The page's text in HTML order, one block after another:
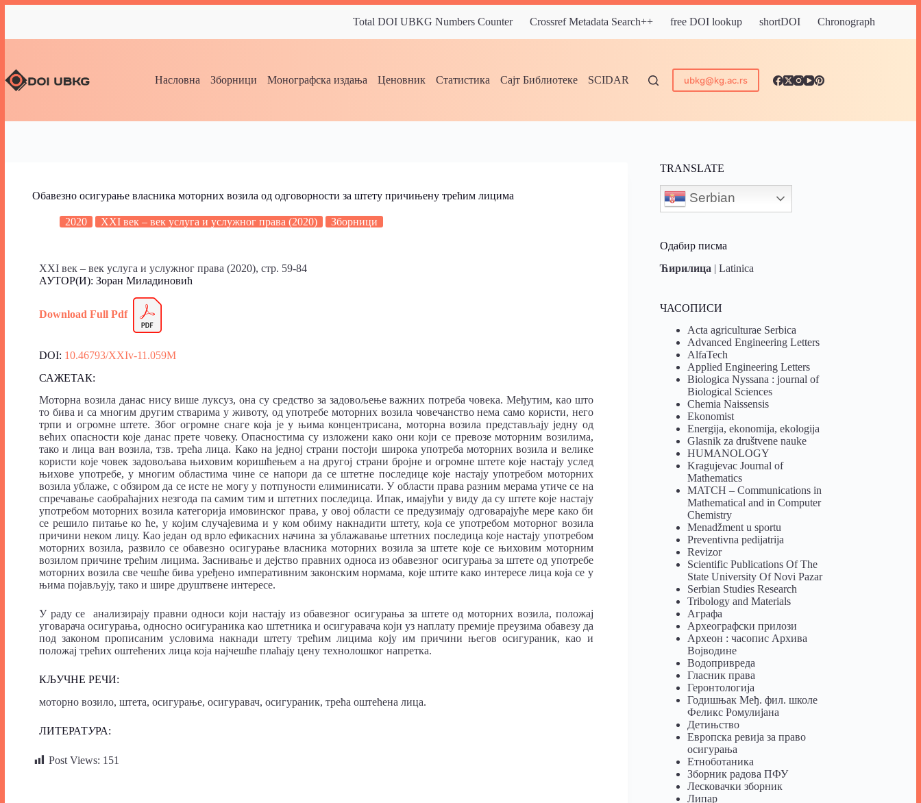
Total DOI UBKG Numbers Counter Crossref Metadata Search++ free DOI lookup shortDOI Chronograph
Насловна Зборници Монографска издања Ценовник Статистика Сајт Библиотеке SCIDAR ubkg@kg.ac.rs
Обавезно осигурање власника моторних возила од одговорности за штету причињену трећим лицима
2020 XXI век – век услуга и услужног права (2020) Зборници
XXI век – век услуга и услужног права (2020), стр. 59-84
АУТОР(И): Зоран Миладиновић
Download Full Pdf
DOI: 10.46793/XXIv-11.059M
САЖЕТАК:
Моторна возила данас нису више луксуз, она су средство за задовољење важних потреба човека. Међутим, као што
то бива и са многим другим стварима у животу, од употребе моторних возила човечанство нема само користи, него
трпи и огромне штете. Због огромне снаге која је у њима концентрисана, моторна возила представљају једну од
већих опасности које данас прете човеку. Опасностима су изложени како они који се превозе моторним возилима,
тако и лица ван возила, тзв. трећа лица. Како на једној страни постоји широка употреба моторних возила и велике
користи које човек задовољава њиховим коришћењем а на другој страни бројне и огромне штете које настају услед
њихове употребе, у многим областима чине се напори да се штетне последице које настају употребом моторних
возила ублаже, с обзиром да се исте не могу у потпуности елиминисати. У области права разним мерама утиче се на
спречавање саобраћајних незгода па самим тим и штетних последица. Ипак, имајући у виду да су штете које настају
употребом моторних возила категорија имовинског права, у овој области се предузимају одговарајуће мере како би
се решило питање ко ће, у којим случајевима и у ком обиму накнадити штету, која се употребом моторног возила
причини неком лицу. Као један од врло ефикасних начина за ублажавање штетних последица које настају употребом
моторних возила, развило се обавезно осигурање власника моторних возила за штете које се њиховим моторним
возилом причине трећим лицима. Заснивање и дејство правних односа из обавезног осигурања за штете од употребе
моторних возила све чешће бива уређено императивним законским нормама, које штите како интересе лица која се у
њима појављују, тако и шире друштвене интересе.
У раду се анализирају правни односи који настају из обавезног осигурања за штете од моторних возила, положај
уговарача осигурања, односно осигураника као штетника и осигуравача који уз наплату премије преузима обавезу да
под законом прописаним условима накнади штету трећим лицима коју им причини његов осигураник, као и
положај трећих оштећених лица која најчешће плаћају цену технолошког напретка.
КЉУЧНЕ РЕЧИ:
моторно возило, штета, осигурање, осигуравач, осигураник, трећа оштећена лица.
ЛИТЕРАТУРА:
Post Views: 151
TRANSLATE
Serbian
Одабир писма
Ћирилица |Latinica
ЧАСОПИСИ
Acta agriculturae Serbica
Advanced Engineering Letters
AlfaTech
Applied Engineering Letters
Biologica Nyssana : journal of
Biological Sciences
Chemia Naissensis
Ekonomist
Energija, ekonomija, ekologija
Glasnik za društvene nauke
HUMANOLOGY
Kragujevac Journal of
Mathematics
MATCH – Communications in
Mathematical and in Computer
Chemistry
Menadžment u sportu
Preventivna pedijatrija
Revizor
Scientific Publications Of The
State University Of Novi Pazar
Serbian Studies Research
Tribology and Materials
Аграфа
Археографски прилози
Археон : часопис Архива
Војводине
Водопривреда
Гласник права
Геронтологија
Годишњак Међ. фил. школе
Феликс Ромулијана
Детињство
Европска ревија за право
осигурања
Eтноботаника
Зборник радова ПФУ
Лесковачки зборник
Липар